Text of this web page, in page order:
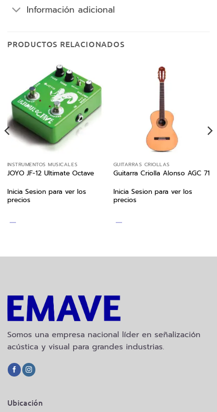
Información adicional
PRODUCTOS RELACIONADOS
INSTRUMENTOS MUSICALES
JOYO JF-12 Ultimate Octave
Inicia Sesion para ver los
precios
GUITARRAS CRIOLLAS
Guitarra Criolla Alonso AGC 71
Inicia Sesion para ver los
precios
Somos una empresa nacional líder en señalización
acústica y visual para grandes industrias.
Ubicación